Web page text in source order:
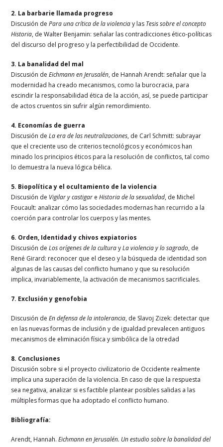
2. La barbarie llamada progreso
Discusión dePara una crítica de la violenciay las Tesis sobre el concepto
Historia, de Walter Benjamin: señalar las contradicciones ético-políticas
del discurso del progreso y la perfectibilidad de Occidente.
3. La banalidad del mal
Discusión deEichmann en Jerusalén, de Hannah Arendt: señalar que la
modernidad ha creado mecanismos, como la burocracia, para
escindir la responsabilidad ética de la acción, así, se puede participar
de actos cruentos sin sufrir algún remordimiento.
4. Economías de guerra
Discusión deLa era de las neutralizaciones, de Carl Schmitt: subrayar
que el creciente uso de criterios tecnológicos y económicos han
minado los principios éticos para la resolución de conflictos, tal como
lo demuestra la nueva lógica bélica.
5. Biopolítica y el ocultamiento de la violencia
Discusión de Vigilar y castigar eHistoria de la sexualidad, de Michel
Foucault: analizar cómo las sociedades modernas han recurrido a la
coerción para controlar los cuerpos y las mentes.
6. Orden, Identidad y chivos expiatorios
Discusión deLos orígenes de la culturayLa violencia y lo sagrado, de
René Girard: reconocer que el deseo y la búsqueda de identidad son
algunas de las causas del conflicto humano y que su resolución
implica, invariablemente, la activación de mecanismos sacrificiales.
7. Exclusión y genofobia
Discusión deEn defensa de la intolerancia, de Slavoj Zizek: detectar que
en las nuevas formas de inclusión y de igualdad prevalecen antiguos
mecanismos de eliminación física y simbólica de la otredad
8. Conclusiones
Discusión sobre si el proyecto civilizatorio de Occidente realmente
implica una superación de la violencia. En caso de que la respuesta
sea negativa, analizar si es factible plantear posibles salidas a las
múltiples formas que ha adoptado el conflicto humano.
Bibliografía:
Arendt, Hannah.Eichmann en Jerusalén. Un estudio sobre la banalidad del